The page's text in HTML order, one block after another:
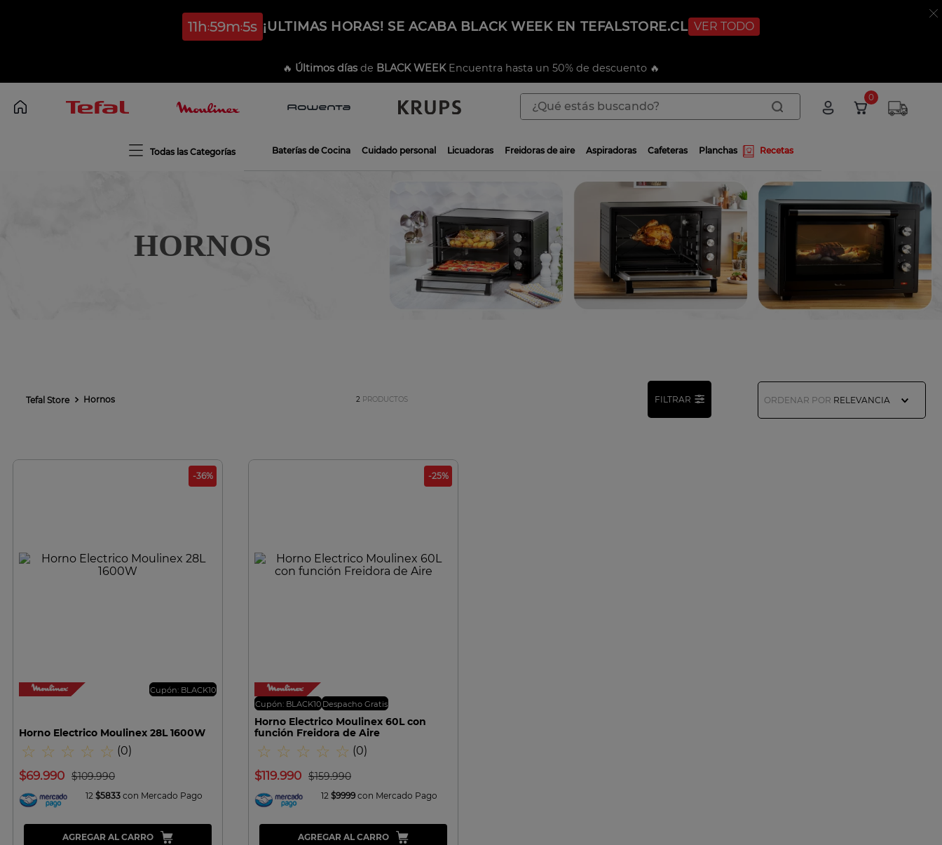
11h59m5s ¡ULTIMAS HORAS! SE ACABA BLACK WEEK EN TEFALSTORE.CL VER TODO
🔥 Últimos días de BLACK WEEKEncuentra hasta un 50% de descuento 🔥
¿Qué estás buscando? 0
Baterías de Cocina Cuidado personal Licuadoras Freidoras de aire Aspiradoras Cafeteras Planchas Recetas
HORNOS
Hornos 2 PRODUCTOS FILTRAR ORDENAR POR RELEVANCIA
-36%
Cupón: BLACK10
Horno Electrico Moulinex 28L 1600W
☆ ☆ ☆ ☆ ☆ (0)
$109.990
$69.990
12 $5833 con Mercado Pago
AGREGAR AL CARRO
-25%
Cupón: BLACK10 Despacho Gratis
Horno Electrico Moulinex 60L con
función Freidora de Aire
☆ ☆ ☆ ☆ ☆ (0)
$159.990
$119.990
12 $9999 con Mercado Pago
AGREGAR AL CARRO
1.
aspiradoras